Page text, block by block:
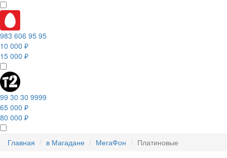
983 606 95 95
10 000 ₽
15 000 ₽
99 30 30 9999
65 000 ₽
80 000 ₽
Главная в Магадане МегаФон Платиновые